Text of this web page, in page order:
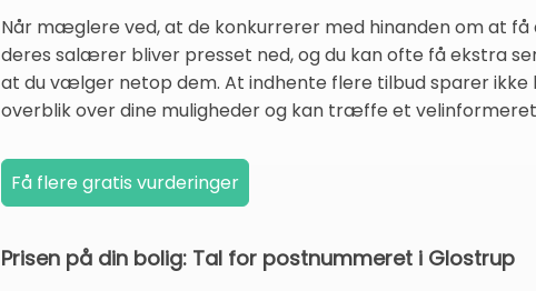
Når mæglere ved, at de konkurrerer med hinanden om at
deres salærer bliver presset ned, og du kan ofte få ekstra
at du vælger netop dem. At indhente flere tilbud sparer
overblik over dine muligheder og kan træffe et
Prisen på din bolig: Tal for postnummeret i Glostrup